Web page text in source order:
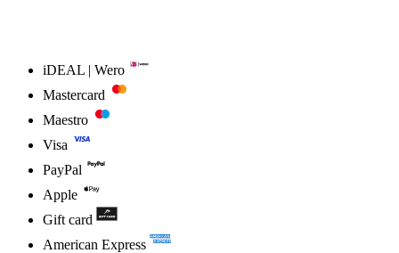
iDEAL | Wero
Mastercard
Maestro
Visa
PayPal
Apple
Gift card
American Express